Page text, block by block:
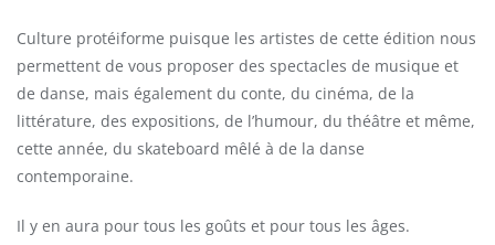
Culture protéiforme puisque les artistes de cette édition nous
permettent de vous proposer des spectacles de musique et
de danse, mais également du conte, du cinéma, de la
littérature, des expositions, de l’humour, du théâtre et même,
cette année, du skateboard mêlé à de la danse
contemporaine.
Il y en aura pour tous les goûts et pour tous les âges.